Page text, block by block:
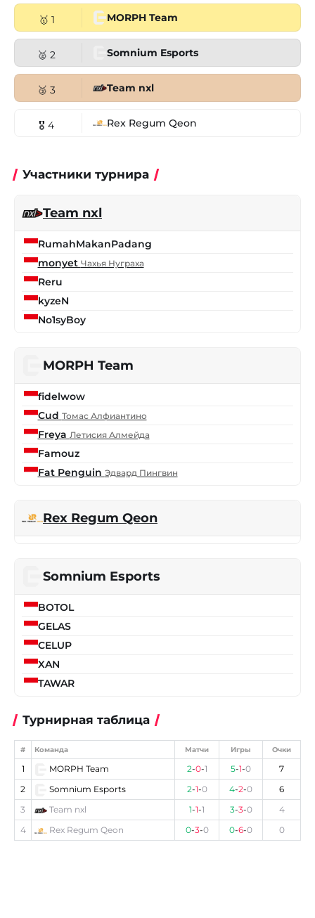
🥇 1 MORPH Team
🥈 2 Somnium Esports
🥉 3 Team nxl
🎖 4 Rex Regum Qeon
Участники турнира
Team nxl
RumahMakanPadang
monyet Чахья Нуграха
Reru
kyzeN
No1syBoy
MORPH Team
fidelwow
Cud Томас Алфиантино
Freya Летисия Алмейда
Famouz
Fat Penguin Эдвард Пингвин
Rex Regum Qeon
Somnium Esports
BOTOL
GELAS
CELUP
XAN
TAWAR
Турнирная таблица
# Команда Матчи Игры Очки
1 MORPH Team 2-0-1 5-1-0
7
2
Somnium Esports 2-1-0 4-2-0
6
3
Team nxl 1-1-1 3-3-0
4
4
Rex Regum Qeon 0-3-0 0-6-0 0